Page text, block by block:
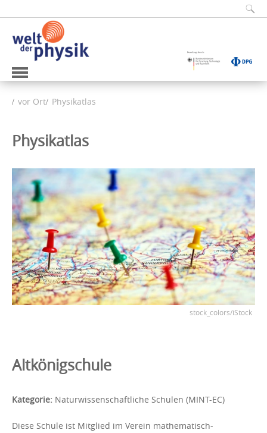
vor Ort Physikatlas
Physikatlas
stock_colors/iStock
Altkönigschule
Kategorie: Naturwissenschaftliche Schulen (MINT-EC)
Diese Schule ist Mitglied im Verein mathematisch-